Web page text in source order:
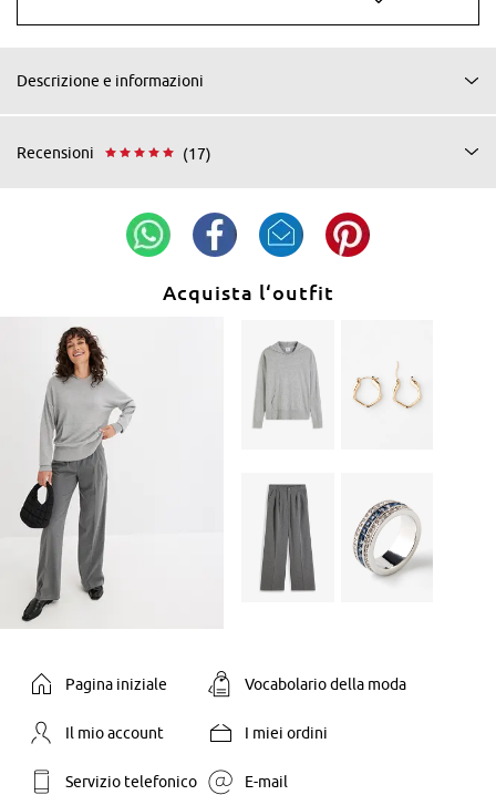
Descrizione e informazioni
Recensioni (17)
Acquista l‘outfit
Pagina iniziale Vocabolario della moda
Il mio account I miei ordini
Servizio telefonico E-mail